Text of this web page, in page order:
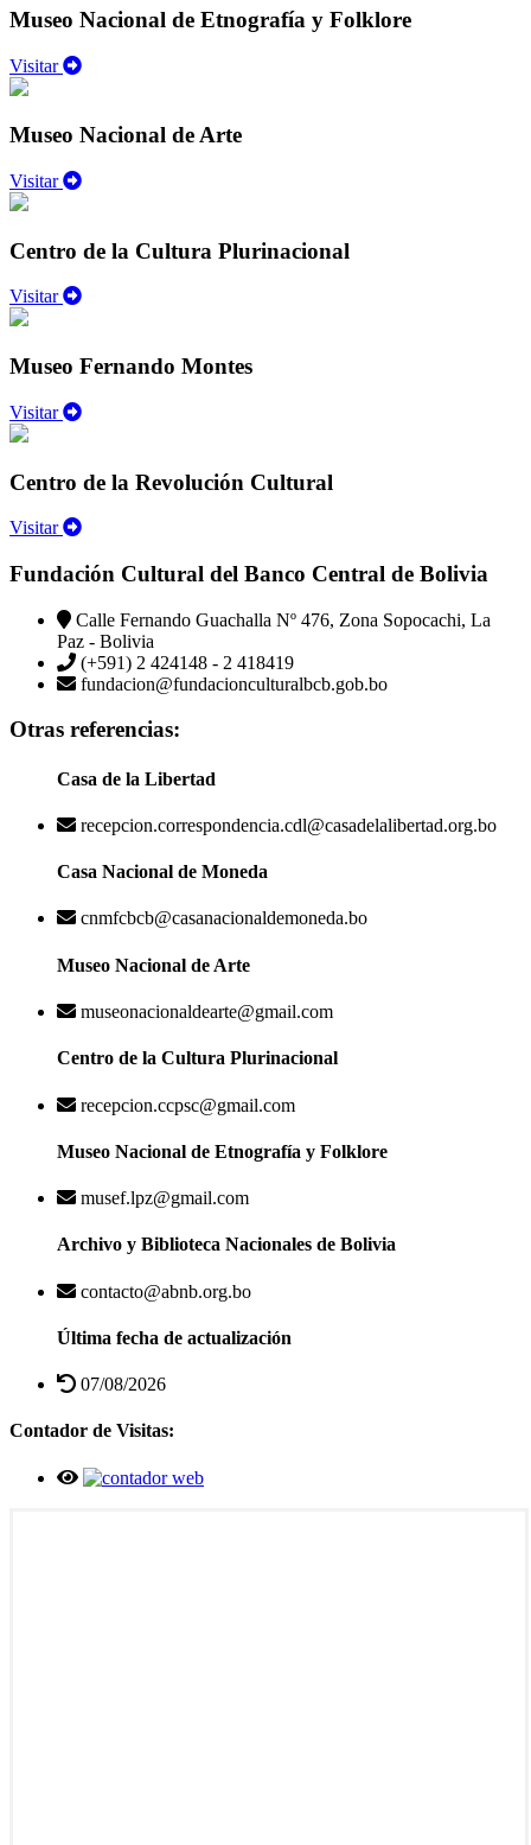
Museo Nacional de Etnografía y Folklore
Visitar
Museo Nacional de Arte
Visitar
Centro de la Cultura Plurinacional
Visitar
Museo Fernando Montes
Visitar
Centro de la Revolución Cultural
Visitar
Fundación Cultural del Banco Central de Bolivia
Calle Fernando Guachalla Nº 476, Zona Sopocachi, La
Paz - Bolivia
(+591) 2 424148 - 2 418419
fundacion@fundacionculturalbcb.gob.bo
Otras referencias:
Casa de la Libertad
recepcion.correspondencia.cdl@casadelalibertad.org.bo
Casa Nacional de Moneda
cnmfcbcb@casanacionaldemoneda.bo
Museo Nacional de Arte
museonacionaldearte@gmail.com
Centro de la Cultura Plurinacional
recepcion.ccpsc@gmail.com
Museo Nacional de Etnografía y Folklore
musef.lpz@gmail.com
Archivo y Biblioteca Nacionales de Bolivia
contacto@abnb.org.bo
Última fecha de actualización
07/08/2026
Contador de Visitas: